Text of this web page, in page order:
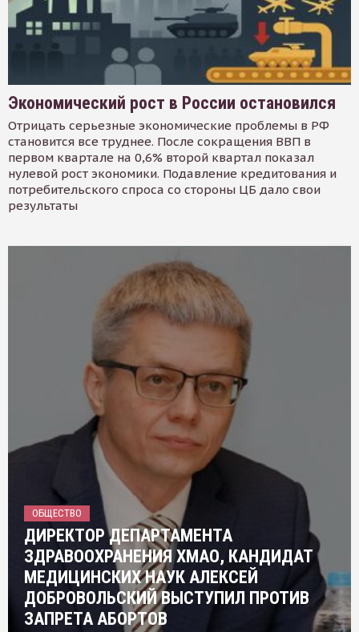
Экономический рост в России остановился
Отрицать серьезные экономические проблемы в РФ
становится все труднее. После сокращения ВВП в
первом квартале на 0,6% второй квартал показал
нулевой рост экономики. Подавление кредитования и
потребительского спроса со стороны ЦБ дало свои
результаты
ОБЩЕСТВО
ДИРЕКТОР ДЕПАРТАМЕНТА
ЗДРАВООХРАНЕНИЯ ХМАО, КАНДИДАТ
МЕДИЦИНСКИХ НАУК АЛЕКСЕЙ
ДОБРОВОЛЬСКИЙ ВЫСТУПИЛ ПРОТИВ
ЗАПРЕТА АБОРТОВ